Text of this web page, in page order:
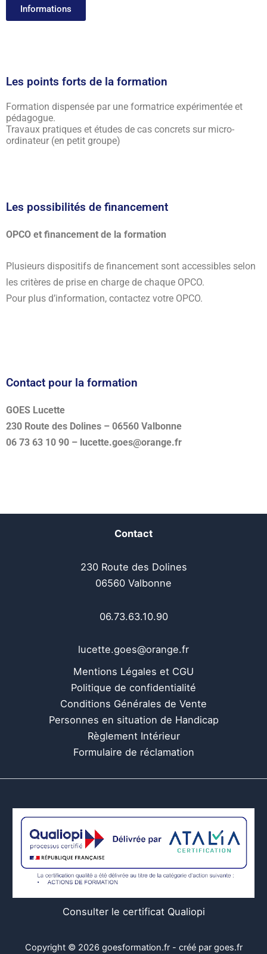
Informations
Les points forts de la formation
Formation dispensée par une formatrice expérimentée et
pédagogue.
Travaux pratiques et études de cas concrets sur micro-
ordinateur (en petit groupe)
Les possibilités de financement
OPCO et financement de la formation
Plusieurs dispositifs de financement sont accessibles selon
les critères de prise en charge de chaque OPCO.
Pour plus d’information, contactez votre OPCO.
Contact pour la formation
GOES Lucette
230 Route des Dolines – 06560 Valbonne
06 73 63 10 90 – lucette.goes@orange.fr
Contact
230 Route des Dolines
06560 Valbonne
06.73.63.10.90
lucette.goes@orange.fr
Mentions Légales et CGU
Politique de confidentialité
Conditions Générales de Vente
Personnes en situation de Handicap
Règlement Intérieur
Formulaire de réclamation
Consulter le certificat Qualiopi
Copyright © 2026 goesformation.fr - créé par goes.fr